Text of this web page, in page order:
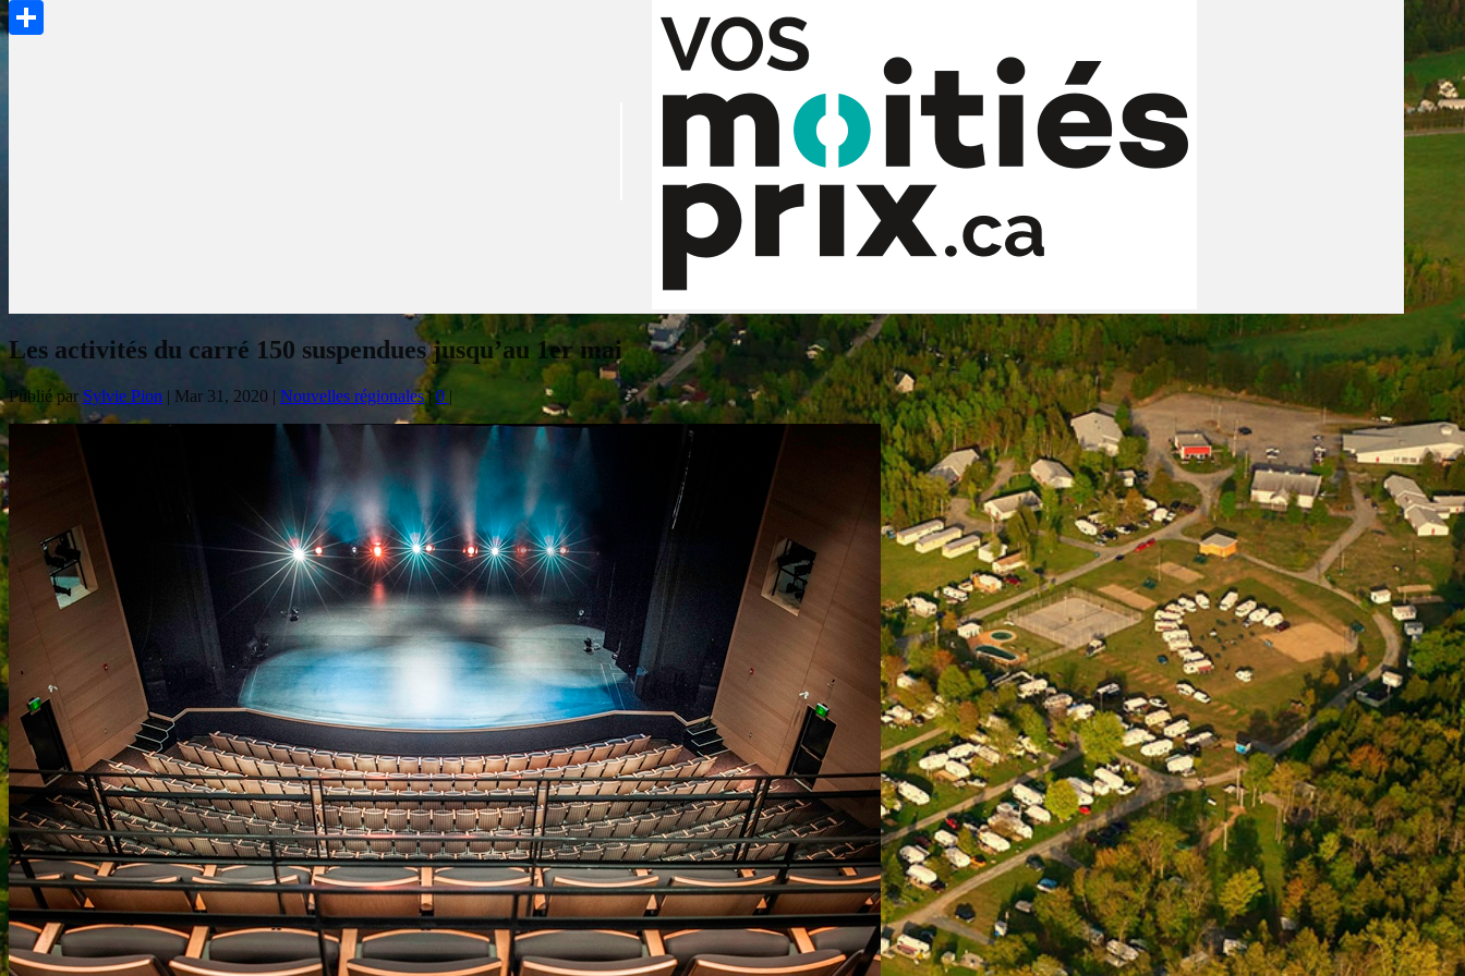
Les activités du carré 150 suspendues jusqu’au 1er mai
Publié par Sylvie Pion | Mar 31, 2020 | Nouvelles régionales|0 |
PrintFriendly